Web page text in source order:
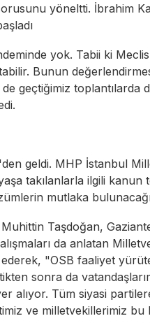
yöneltti. İbrahim
yok. Tabii ki
Bunun
de geçtiğimiz
geldi. MHP İstanbul
takılanlarla ilgili
mutlaka
Taşdoğan,
da anlatan
"OSB faaliyet
sonra da
alıyor. Tüm siyasi
ve milletvekillerimiz